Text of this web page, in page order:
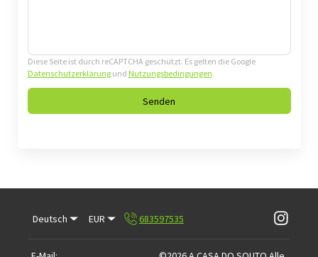
Diese Seite ist durch reCAPTCHA geschützt. Es gelten die Google
Datenschutzerklärungund Nutzungsbedingungen.
Senden
Deutsch EUR 683597535